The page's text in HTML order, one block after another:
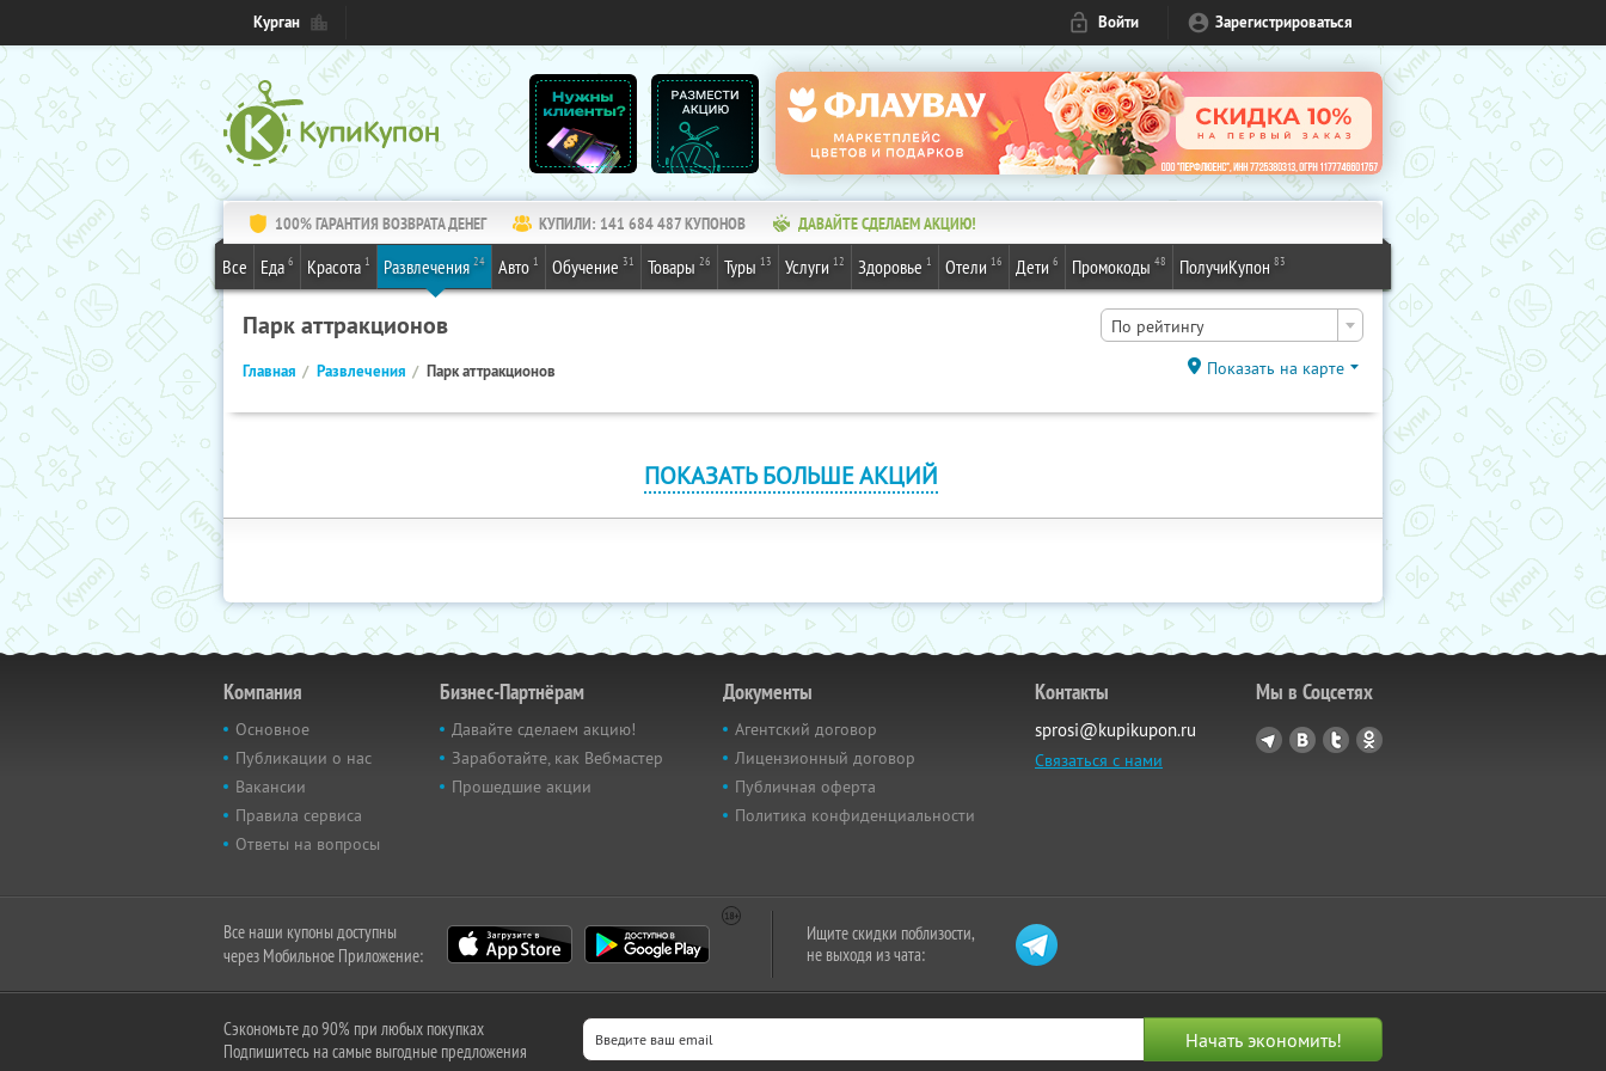
Курган Войти Зарегистрироваться
100% ГАРАНТИЯ ВОЗВРАТА ДЕНЕГ КУПИЛИ: 141 684 487КУПОНОВ ДАВАЙТЕ СДЕЛАЕМ АКЦИЮ!
Все Еда 6 Красота 1 Развлечения 24 Авто 1 Обучение 31 Товары 26 Туры 13 Услуги 12 Здоровье 1 Отели 16 Дети 6 Промокоды 48 ПолучиКупон 83
Парк аттракционов По рейтингу
Главная Развлечения Парк аттракционов Показать на карте
ПОКАЗАТЬ БОЛЬШЕ АКЦИЙ
Компания
Основное
Публикации о нас
Вакансии
Правила сервиса
Ответы на вопросы
Бизнес-Партнёрам
Давайте сделаем акцию!
Заработайте, как Вебмастер
Прошедшие акции
Документы
Агентский договор
Лицензионный договор
Публичная оферта
Политика конфиденциальности
Контакты
sprosi@kupikupon.ru
Связаться с нами
Мы в Соцсетях
Все наши купоны доступны
через Мобильное Приложение:
Ищите скидки поблизости,
не выходя из чата:
Сэкономьте до 90% при любых покупках
Подпишитесь на самые выгодные предложения